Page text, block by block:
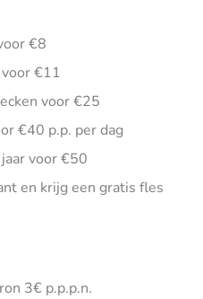
€8
€11
voor €25
€40 p.p. per dag
voor €50
en krijg een gratis fles
3€ p.p.p.n.